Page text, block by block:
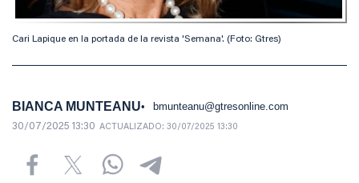
Cari Lapique en la portada de la revista 'Semana'. (Foto: Gtres)
BIANCA MUNTEANU bmunteanu@gtresonline.com
30/07/2025 13:30 ACTUALIZADO: 30/07/2025 13:30